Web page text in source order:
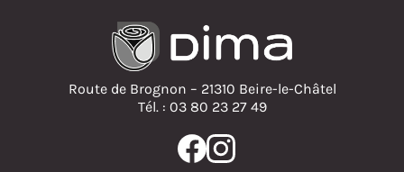
Route de Brognon – 21310 Beire-le-Châtel
Tél. : 03 80 23 27 49